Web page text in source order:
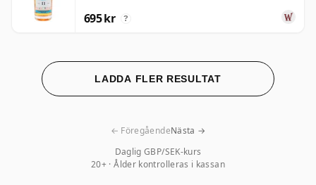
695 kr ?
LADDA FLER RESULTAT
Daglig GBP/SEK-kurs
20+ · Ålder kontrolleras i kassan
← FöregåendeNästa →